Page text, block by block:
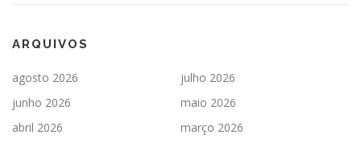
ARQUIVOS
agosto 2026
julho 2026
junho 2026
maio 2026
abril 2026
março 2026